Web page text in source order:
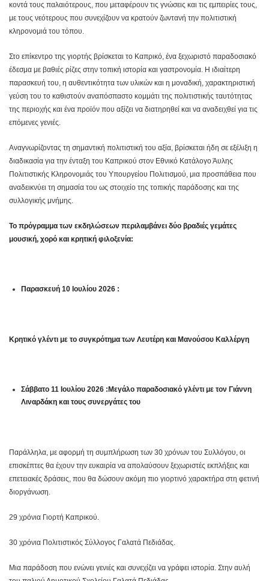
κοντά τους παλαιότερους, που μεταφέρουν τις γνώσεις και τις εμπειρίες τους,
με τους νεότερους που συνεχίζουν να κρατούν ζωντανή την πολιτιστική
κληρονομιά του τόπου.
Στο επίκεντρο της γιορτής βρίσκεται το Καπρικό, ένα ξεχωριστό παραδοσιακό
έδεσμα με βαθιές ρίζες στην τοπική ιστορία και γαστρονομία. Η ιδιαίτερη
παρασκευή του, η αυθεντικότητα των υλικών και η μοναδική, χαρακτηριστική
γεύση του το καθιστούν αναπόσπαστο κομμάτι της πολιτιστικής ταυτότητας
της περιοχής και ένα προϊόν που αξίζει να διατηρηθεί και να αναδειχθεί για τις
επόμενες γενιές.
Αναγνωρίζοντας τη σημαντική πολιτιστική του αξία, βρίσκεται ήδη σε εξέλιξη η
διαδικασία για την ένταξη του Καπρικού στον Εθνικό Κατάλογο Άυλης
Πολιτιστικής Κληρονομιάς του Υπουργείου Πολιτισμού, μια προσπάθεια που
αναδεικνύει τη σημασία του ως στοιχείο της τοπικής παράδοσης και της
συλλογικής μνήμης.
Το πρόγραμμα των εκδηλώσεων περιλαμβάνει δύο βραδιές γεμάτες
μουσική, χορό και κρητική φιλοξενία:
Παρασκευή 10 Ιουλίου 2026 :
Κρητικό γλέντι με το συγκρότημα των Λευτέρη και Μανούσου Καλλέργη
Σάββατο 11 Ιουλίου 2026 :Μεγάλο παραδοσιακό γλέντι με τον Γιάννη
Λιναρδάκη και τους συνεργάτες του
Παράλληλα, με αφορμή τη συμπλήρωση των 30 χρόνων του Συλλόγου, οι
επισκέπτες θα έχουν την ευκαιρία να απολαύσουν ξεχωριστές εκπλήξεις και
επετειακές δράσεις, που θα δώσουν ακόμη πιο γιορτινό χαρακτήρα στη φετινή
διοργάνωση.
29 χρόνια Γιορτή Καπρικού.
30 χρόνια Πολιτιστικός Σύλλογος Γαλατά Πεδιάδας.
Μια παράδοση που ενώνει γενιές και συνεχίζει να γράφει ιστορία. Στην αυλή